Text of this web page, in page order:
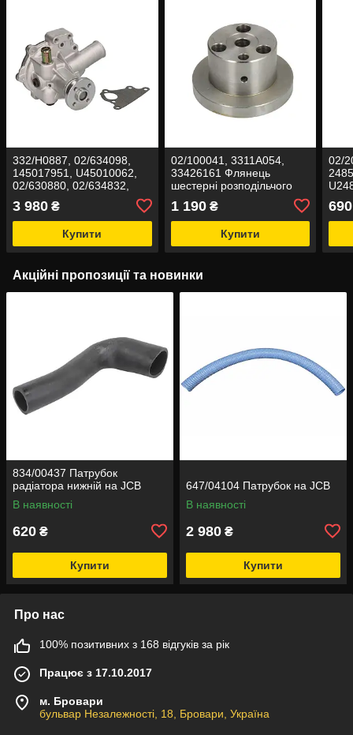
332/H0887, 02/634098,
145017951, U45010062,
02/630880, 02/634832,
333/C9356 Насос водяний
(помпа) на JCB
3 980 ₴
Купити
02/100041, 3311A054,
33426161 Флянець
шестерні розподільчого
1 190₴
Купити
02/
690
Акційні пропозиції та новинки
834/00437 Патрубок
радіатора нижній на JCB
В наявності
620 ₴
Купити
647/04104 Патрубок на JCB
В наявності
2 980 ₴
Купити
Про нас
100% позитивних з 168 відгуків за рік
Працює з 17.10.2017
м. Бровари
бульвар Незалежності, 18, Бровари, Україна